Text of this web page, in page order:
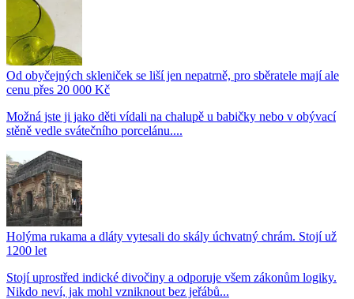
Od obyčejných skleniček se liší jen nepatrně, pro sběratele mají ale
cenu přes 20 000 Kč
Možná jste ji jako děti vídali na chalupě u babičky nebo v obývací
stěně vedle svátečního porcelánu....
Holýma rukama a dláty vytesali do skály úchvatný chrám. Stojí už
1200 let
Stojí uprostřed indické divočiny a odporuje všem zákonům logiky.
Nikdo neví, jak mohl vzniknout bez jeřábů...